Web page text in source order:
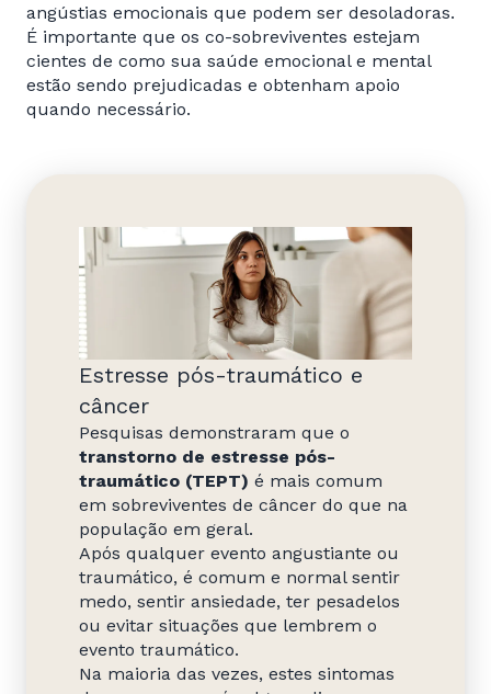
angústias emocionais que podem ser desoladoras.
É importante que os co-sobreviventes estejam
cientes de como sua saúde emocional e mental
estão sendo prejudicadas e obtenham apoio
quando necessário.
Estresse pós-traumático e
câncer
Pesquisas demonstraram que o
transtorno de estresse pós-
traumático (TEPT) é mais comum
em sobreviventes de câncer do que na
população em geral.
Após qualquer evento angustiante ou
traumático, é comum e normal sentir
medo, sentir ansiedade, ter pesadelos
ou evitar situações que lembrem o
evento traumático.
Na maioria das vezes, estes sintomas